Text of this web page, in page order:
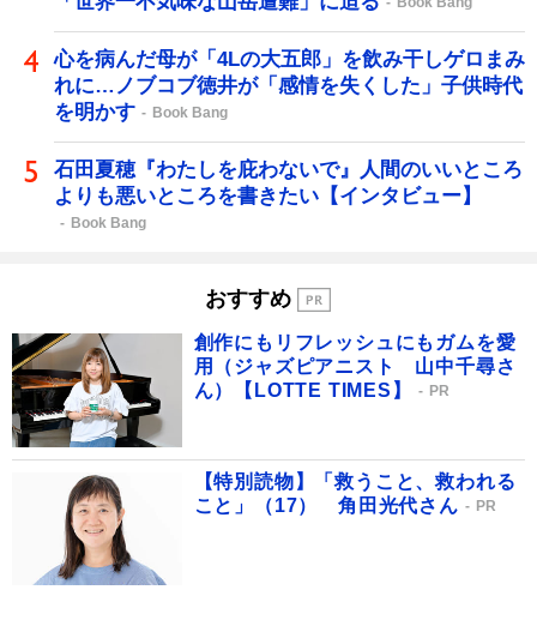
心を病んだ母が「4Lの大五郎」を飲み干しゲロまみ
れに…ノブコブ徳井が「感情を失くした」子供時代
を明かす
Book Bang
石田夏穂『わたしを庇わないで』人間のいいところ
よりも悪いところを書きたい【インタビュー】
Book Bang
おすすめ
創作にもリフレッシュにもガムを愛
用（ジャズピアニスト 山中千尋さ
ん）【LOTTE TIMES】
PR
【特別読物】「救うこと、救われる
こと」（17） 角田光代さん
PR